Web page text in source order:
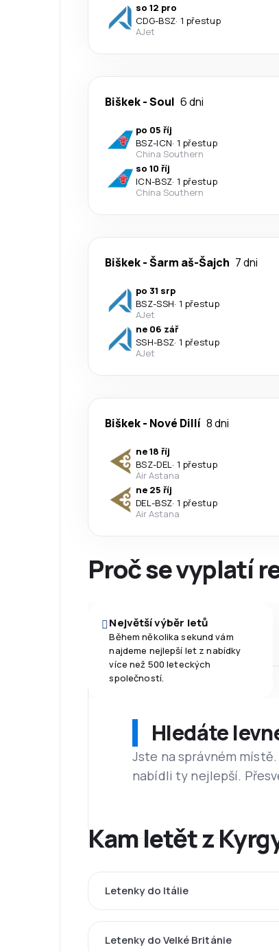
so 12 pro
CDG-BSZ· 1 přestup
AJet
Biškek-Soul 6 dni
po 05 říj
BSZ-ICN· 1 přestup
China Southern
so 10 říj
ICN-BSZ· 1 přestup
China Southern
Biškek-Šarm aš-Šajch 7 dni
po 31 srp
BSZ-SSH· 1 přestup
AJet
ne 06 zář
SSH-BSZ· 1 přestup
AJet
Biškek- Nové Dillí 8 dni
ne 18 říj
BSZ-DEL · 1 přestup
Air Astana
ne 25 říj
DEL -BSZ· 1 přestup
Air Astana
Proč se vyplatí
Největší výběr letů
Během několika sekund vám
najdeme nejlepší let z nabídky
více než 500 leteckých
společností.
Hledáte
Jste na správném
nabídli ty nejlepší.
Kam letět z
Letenky do Itálie
Letenky do Velké Británie